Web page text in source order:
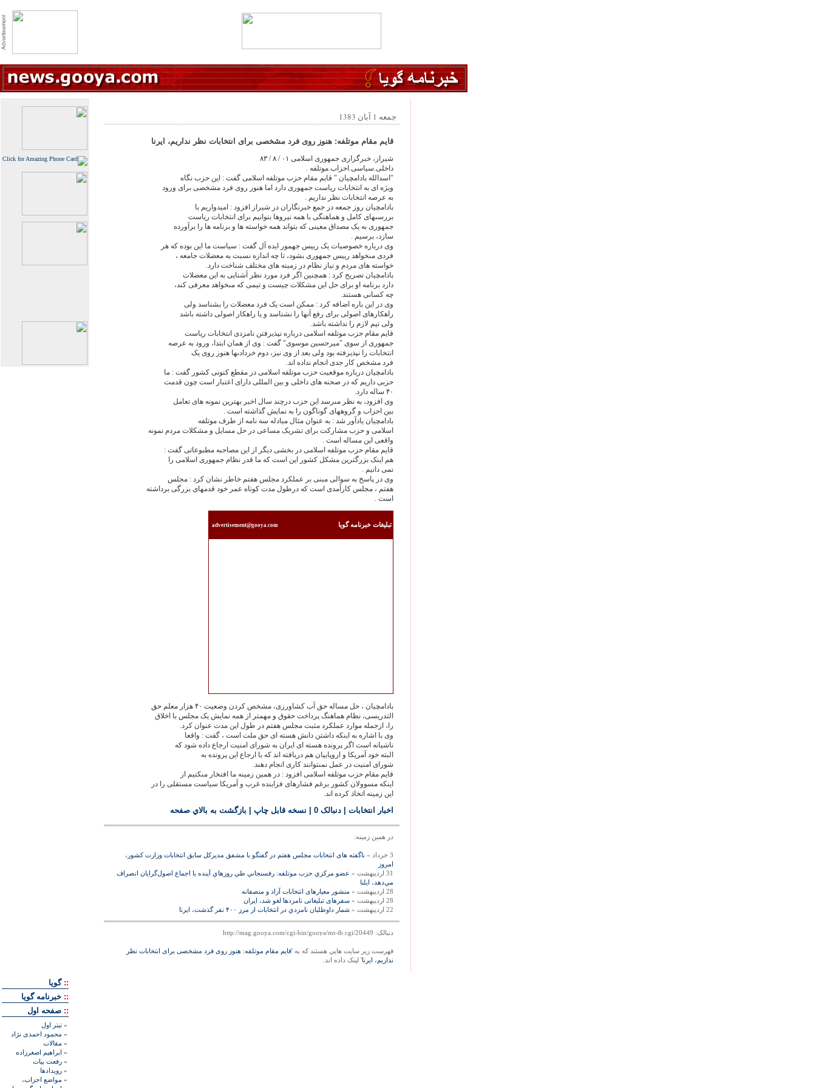
جمعه 1 آبان 1383
قايم مقام موتلفه: هنوز روى فرد مشخصى براى انتخابات نظر نداريم، ايرنا
شيراز، خبرگزارى جمهورى اسلامى ۰۱ / ۸ / ۸۳
داخلى.سياسى.احزاب.موتلفه .
"اسدالله بادامچيان " قايم مقام حزب موتلفه اسلامى گفت : اين حزب نگاه
ويژه اى به انتخابات رياست جمهورى دارد اما هنوز روى فرد مشخصى براى ورود
به عرصه انتخابات نظر نداريم .
بادامچيان روز جمعه در جمع خبرنگاران در شيراز افزود : اميدواريم با
بررسىهاى کامل و هماهنگى با همه نيروها بتوانيم براى انتخابات رياست
جمهورى به يک مصداق معينى که بتواند همه خواسته ها و برنامه ها را برآورده
سازد، برسيم .
وى درباره خصوصيات يک رييس جهمور ايده آل گفت : سياست ما اين بوده که هر
فردى مىخواهد رييس جمهورى بشود، تا چه اندازه نسبت به معضلات جامعه ،
خواسته هاى مردم و نياز نظام در زمينه هاى مختلف شناخت دارد.
بادامچيان تصريح کرد : همچنين اگر فرد مورد نظر آشنايى به اين معضلات
دارد برنامه او براى حل اين مشکلات چيست و تيمى که مىخواهد معرفى کند،
چه کسانى هستند.
وى در اين باره اضافه کرد : ممکن است يک فرد معضلات را بشناسد ولى
راهکارهاى اصولى براى رفع آنها را نشناسد و يا راهکار اصولى داشته باشد
ولى تيم لازم را نداشته باشد.
قايم مقام حزب موتلفه اسلامى درباره نپذيرفتن نامزدى انتخابات رياست
جمهورى از سوى "ميرحسين موسوى" گفت : وى از همان ابتدا، ورود به عرصه
انتخابات را نپذيرفته بود ولى بعد از وى نيز، دوم خردادىها هنوز روى يک
فرد مشخص کار جدى انجام نداده اند.
بادامچيان درباره موقعيت حزب موتلفه اسلامى در مقطع کنونى کشور گفت : ما
حزبى داريم که در صحنه هاى داخلى و بين المللى داراى اعتبار است چون قدمت
۴۰ ساله دارد.
وى افزود، به نظر مىرسد اين حزب درچند سال اخير بهترين نمونه هاى تعامل
بين احزاب و گروههاى گوناگون را به نمايش گذاشته است .
بادامچيان يادآور شد : به عنوان مثال مبادله سه نامه از طرف موتلفه
اسلامى و حزب مشارکت براى تشريک مساعى در حل مسايل و مشکلات مردم نمونه
واقعى اين مساله است .
قايم مقام حزب موتلفه اسلامى در بخشى ديگر از اين مصاحبه مطبوعاتى گفت :
هم اينک بزرگترين مشکل کشور اين است که ما قدر نظام جمهورى اسلامى را
نمى دانيم .
وى در پاسخ به سوالى مبنى بر عملکرد مجلس هفتم خاطر نشان کرد : مجلس
هفتم ، مجلس کارآمدى است که درطول مدت کوتاه عمر خود قدمهاى بزرگى برداشته
است .
تبليغات خبرنامه گويا advertisement@gooya.com
بادامچيان ، حل مساله حق آب کشاورزى، مشخص کردن وضعيت ۴۰ هزار معلم حق
التدريسى، نظام هماهنگ پرداخت حقوق و مهمتر از همه نمايش يک مجلس با اخلاق
را، ازجمله موارد عملکرد مثبت مجلس هفتم در طول اين مدت عنوان کرد.
وى با اشاره به اينکه داشتن دانش هسته اى حق ملت است ، گفت : واقعا
ناشيانه است اگر پرونده هسته اى ايران به شوراى امنيت ارجاع داده شود که
البته خود آمريکا و اروپاييان هم دريافته اند که با ارجاع اين پرونده به
شوراى امنيت در عمل نمىتوانند کارى انجام دهند.
قايم مقام حزب موتلفه اسلامى افزود : در همين زمينه ما افتخار مىکنيم از
اينکه مسوولان کشور برغم فشارهاى فزاينده غرب و آمريکا سياست مستقلى را در
اين زمينه اتخاذ کرده اند.
اخبار انتخابات | دنبالک 0 نسخه قابل چاپ بازگشت به بالاي صفحه
در همين زمينه:
3 خرداد »
ناگفته های انتخابات مجلس هفتم در گفتگو با مشفق مدیركل سابق انتخابات وزارت کشور،
امروز
31 اردیبهشت »
عضو مركزي حزب موتلفه: رفسنجاني طي روزهاي آينده با اجماع اصول‌‏گرايان انصراف
مي‌‏دهد، ايلنا
28 اردیبهشت »
منشور معیارهای انتخابات آزاد و منصفانه
28 اردیبهشت »
سفرهاى تبليغاتى نامزدها لغو شد، ايران
22 اردیبهشت »
شمار داوطلبان نامزدي در انتخابات از مرز ‪ ۴۰۰‬نفر گذشت، ايرنا
دنبالک: http://mag.gooya.com/cgi-bin/gooya/mt-tb.cgi/20449
فهرست زير سايت هايي هستند که به 'قايم مقام موتلفه: هنوز روى فرد مشخصى براى انتخابات نظر
نداريم، ايرنا' لينک داده اند.
::گويا
:: خبرنامه گويا
:: صفحه اول
» تيتر اول
» محمود احمدی نژاد
» مقالات
» ابراهيم اصغرزاده
» رفعت بیات
» رويدادها
» مواضع احزاب،